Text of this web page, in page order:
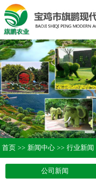
首页 >> 新闻中心 >> 行业新闻
公司新闻